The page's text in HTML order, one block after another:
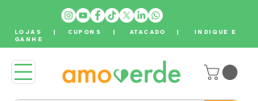
LOJAS | CUPONS |ATACADO | INDIQUE E
GANHE